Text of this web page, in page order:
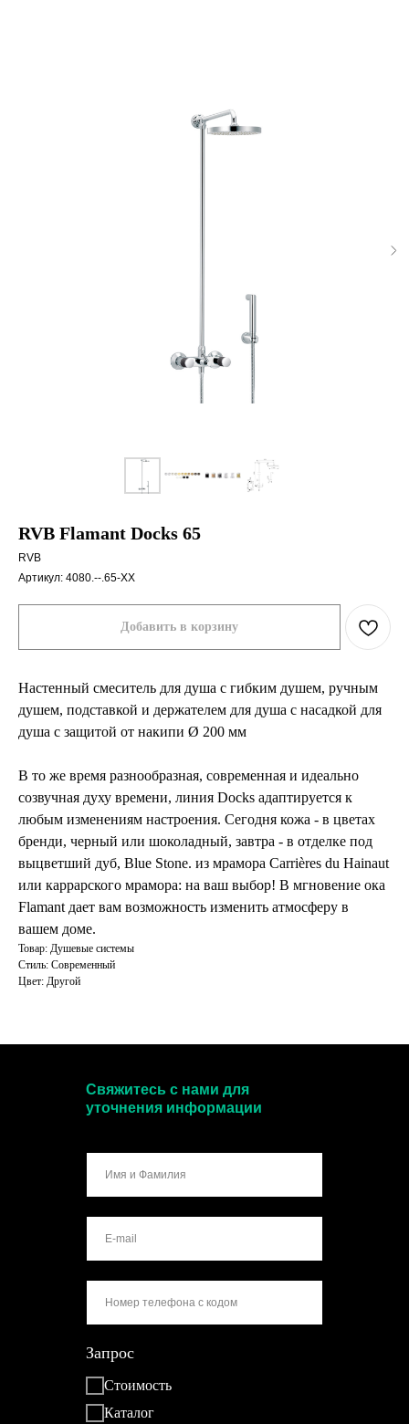
RVB Flamant Docks 65
RVB
Артикул: 4080.--.65-XX
Добавить в корзину
Настенный смеситель для душа с гибким душем, ручным
душем, подставкой и держателем для душа с насадкой для
душа с защитой от накипи Ø 200 мм
В то же время разнообразная, современная и идеально
созвучная духу времени, линия Docks адаптируется к
любым изменениям настроения. Сегодня кожа - в цветах
бренди, черный или шоколадный, завтра - в отделке под
выцветший дуб, Blue Stone. из мрамора Carrières du Hainaut
или каррарского мрамора: на ваш выбор! В мгновение ока
Flamant дает вам возможность изменить атмосферу в
вашем доме.
Товар: Душевые системы
Стиль: Современный
Цвет: Другой
Запрос
Стоимость
Каталог
Свяжитесь с нами для
уточнения информации